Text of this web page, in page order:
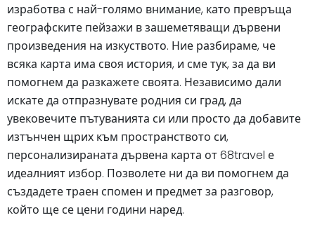
изработва с най-голямо внимание, като превръща
географските пейзажи в зашеметяващи дървени
произведения на изкуството. Ние разбираме, че
всяка карта има своя история, и сме тук, за да ви
помогнем да разкажете своята. Независимо дали
искате да отпразнувате родния си град, да
увековечите пътуванията си или просто да добавите
изтънчен щрих към пространството си,
персонализираната дървена карта от 68travel е
идеалният избор. Позволете ни да ви помогнем да
създадете траен спомен и предмет за разговор,
който ще се цени години наред.